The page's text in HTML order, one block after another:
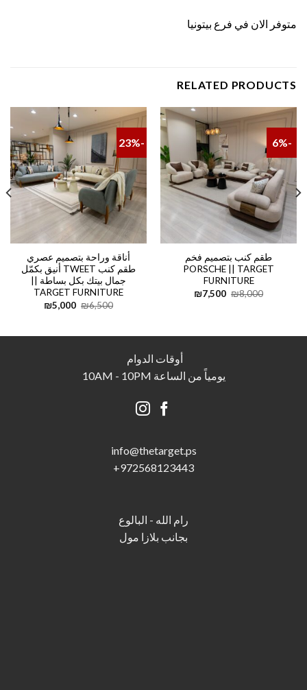
متوفر الان في فرع بيتونيا
RELATED PRODUCTS
-6%
طقم كنب بتصميم فخم
PORSCHE || TARGET
FURNITURE
₪8,000
Original
price
₪7,500
-23%
أناقة وراحة بتصميم عصري
طقم كنب TWEET أنيق بكمّل
جمال بيتك بكل بساطة ||
TARGET FURNITURE
₪6,500
Original
price
₪5,000
أوقات الدوام
يومياً من الساعة 10AM - 10PM
info@thetarget.ps
972568123443
+
رام الله - البالوع
بجانب بلازا مول